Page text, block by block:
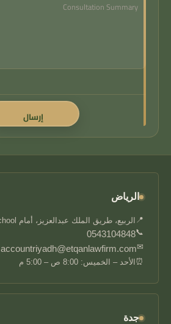
الرياض
📍 الربيع، طريق الملك عبدالعزيز، أمام Kingdom School
📞
0543104848
✉
accountriyadh@etqanlawfirm.com
⏰ الأحد – الخميس: 8:00 ص – 5:00 م
جدة